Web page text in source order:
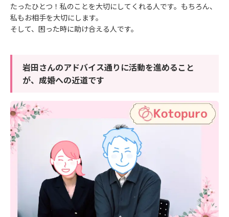
たったひとつ！私のことを大切にしてくれる人です。もちろん、
私もお相手を大切にします。
そして、困った時に助け合える人です。
岩田さんのアドバイス通りに活動を進めること
が、成婚への近道です